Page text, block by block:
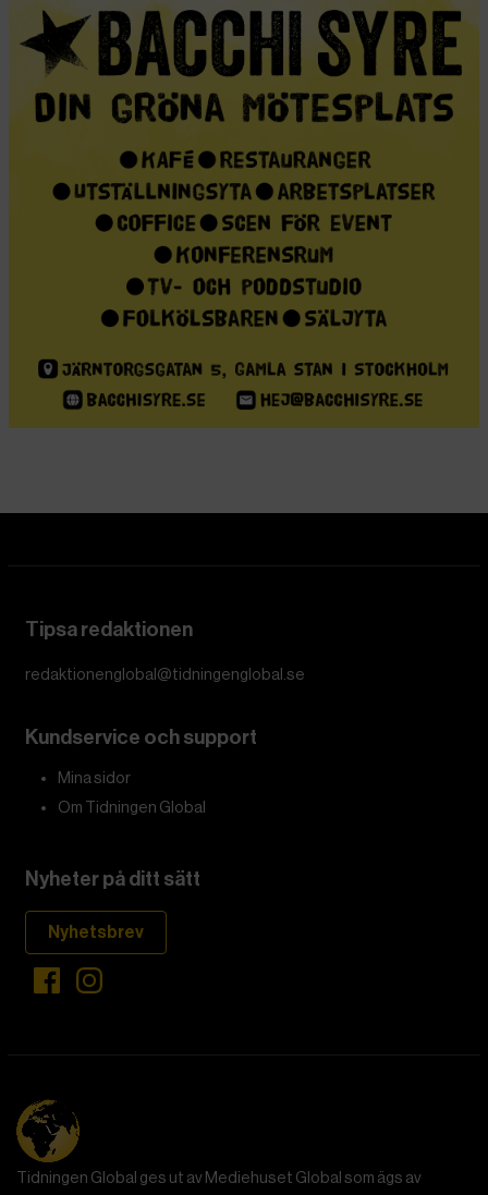
Tipsa redaktionen
redaktionenglobal@tidningenglobal.se
Kundservice och support
Mina sidor
Om Tidningen Global
Nyheter på ditt sätt
Nyhetsbrev
Tidningen Global ges ut av Mediehuset Global som ägs av